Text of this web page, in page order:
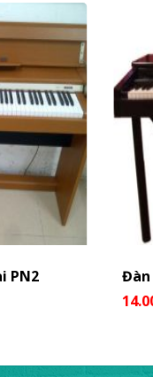
PN2
Đàn